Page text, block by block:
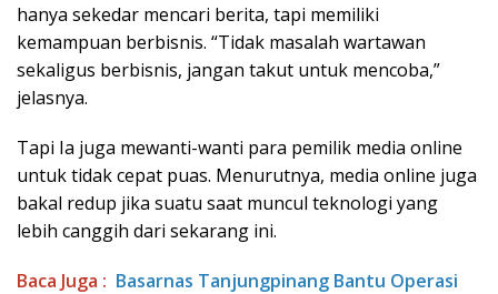
hanya sekedar mencari berita, tapi memiliki
kemampuan berbisnis. “Tidak masalah wartawan
sekaligus berbisnis, jangan takut untuk mencoba,”
jelasnya.
Tapi Ia juga mewanti-wanti para pemilik media online
untuk tidak cepat puas. Menurutnya, media online juga
bakal redup jika suatu saat muncul teknologi yang
lebih canggih dari sekarang ini.
Baca Juga : Basarnas Tanjungpinang Bantu Operasi